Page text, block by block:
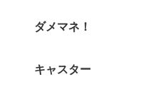
ダメマネ！
キャスター